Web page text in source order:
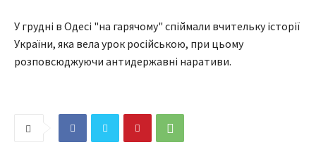
У грудні в Одесі "на гарячому" спіймали вчительку історії
України, яка вела урок російською, при цьому
розповсюджуючи антидержавні наративи.